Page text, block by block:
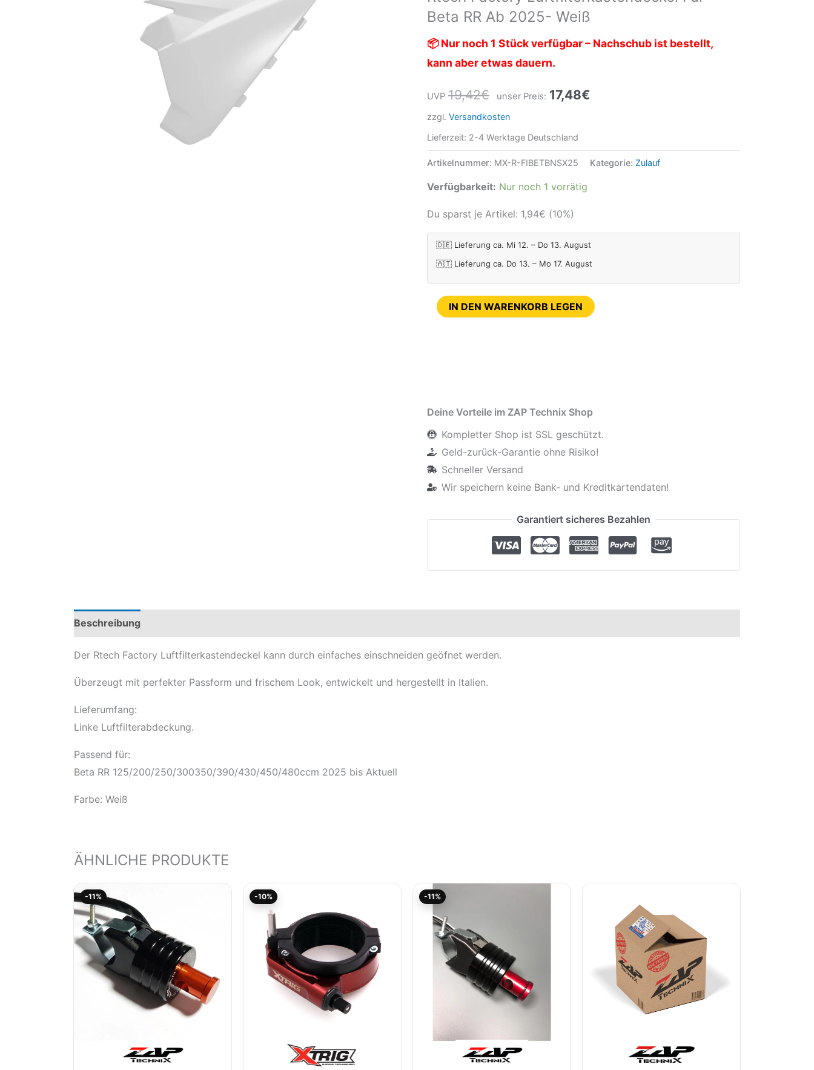
Beta RR Ab 2025- Weiß
📦 Nur noch 1 Stück verfügbar – Nachschub ist bestellt,
kann aber etwas dauern.
UVP 19,42€ unser Preis: 17,48€
zzgl. Versandkosten
Lieferzeit: 2-4 Werktage Deutschland
Artikelnummer: MX-R-FIBETBNSX25 Kategorie: Zulauf
Verfügbarkeit: Nur noch 1 vorrätig
Du sparst je Artikel: 1,94€ (10%)
🇩🇪 Lieferung ca. Mi 12. – Do 13. August
🇦🇹 Lieferung ca. Do 13. – Mo 17. August
ab
Weiß
Menge
IN DEN WARENKORB LEGEN
Deine Vorteile im ZAP Technix Shop
Kompletter Shop ist SSL geschützt.
Geld-zurück-Garantie ohne Risiko!
Schneller Versand
Wir speichern keine Bank- und Kreditkartendaten!
Garantiert sicheres Bezahlen
Beschreibung
Der Rtech Factory Luftfilterkastendeckel kann durch einfaches einschneiden geöfnet werden.
Überzeugt mit perfekter Passform und frischem Look, entwickelt und hergestellt in Italien.
Lieferumfang:
Linke Luftfilterabdeckung.
Passend für:
Beta RR 125/200/250/300350/390/430/450/480ccm 2025 bis Aktuell
Farbe: Weiß
ÄHNLICHE PRODUKTE
-11%
war:
35,00€
Preis
ist:
31,14€.
-10%
war:
178,05€
160,25€.
-11%